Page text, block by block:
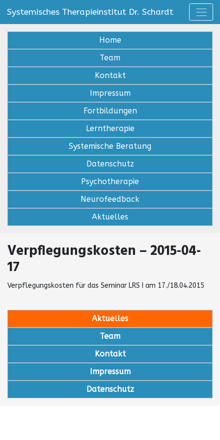
Systemisches Therapieinstitut Dr. Schardt
Home
Team
Kontakt
Impressum
Fortbildungen
Lerntherapie
Systemische Beratung
Datenschutz
Psychotherapie
Neurofeedback
Aktuelles
Verpflegungskosten – 2015-04-
17
Verpflegungskosten für das Seminar LRS I am 17./18.04.2015
Aktuelles
Team
Kontakt
Impressum
Datenschutz